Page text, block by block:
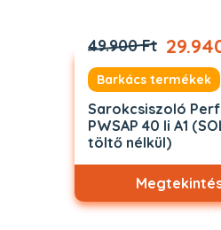
49.900 Ft
Barkács termékek
Sarokcsiszoló
PWSAP 40 li A1
töltő nélkül)